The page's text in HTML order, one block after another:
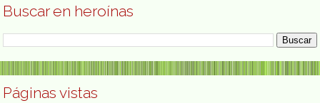
Buscar en heroínas
Páginas vistas